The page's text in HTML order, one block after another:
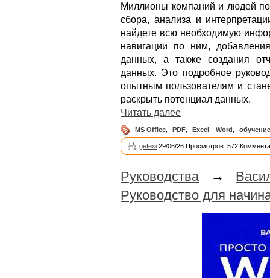
Миллионы компаний и людей
сбора, анализа и
найдете всю необходимую
навигации по ним,
данных, а также создания
данных. Это подробное
опытным пользователям и
раскрыть потенциал данных.
Читать далее
MS Office PDF Excel Word обучение
gefexi 29/06/26 Просмотров: 572
Руководства →
Руководство для